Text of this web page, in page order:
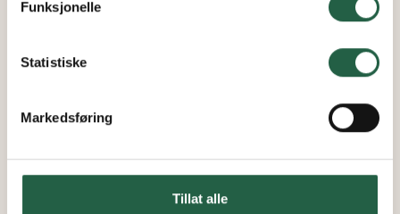
personopplysninger
Funksjonelle
Statistiske
Markedsføring
Tillat alle